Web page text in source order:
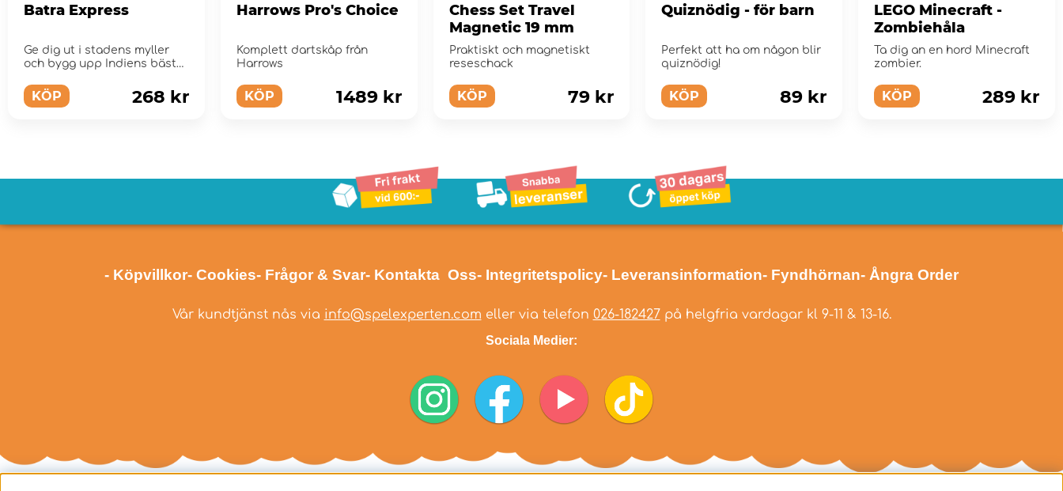
Batra Express
Ge dig ut i stadens myller
och bygg upp Indiens bästa
KÖP 268 kr
Harrows Pro's Choice
Komplett dartskåp från
Harrows
KÖP 1489 kr
Chess Set Travel
Magnetic 19 mm
Praktiskt och magnetiskt
reseschack
KÖP 79 kr
Quiznödig - för barn
Perfekt att ha om någon blir
quiznödig!
KÖP 89 kr
LEGO Minecraft -
Zombiehåla
Ta dig an en hord Minecraft
zombier.
KÖP 289 kr
- Köpvillkor- Cookies- Frågor & Svar- Kontakta Oss- Integritetspolicy- Leveransinformation- Fyndhörnan- Ångra Order
Vår kundtjänst nås via info@spelexperten.com eller via telefon 026-182427på helgfria vardagar kl 9-11 & 13-16.
Sociala Medier: